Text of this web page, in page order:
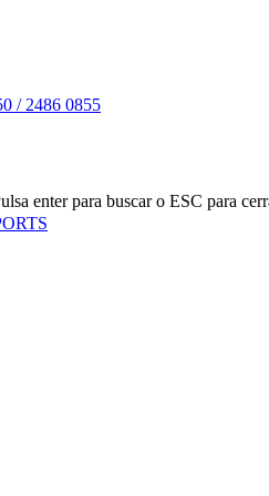
/ 2486 0855
enter para buscar o ESC para